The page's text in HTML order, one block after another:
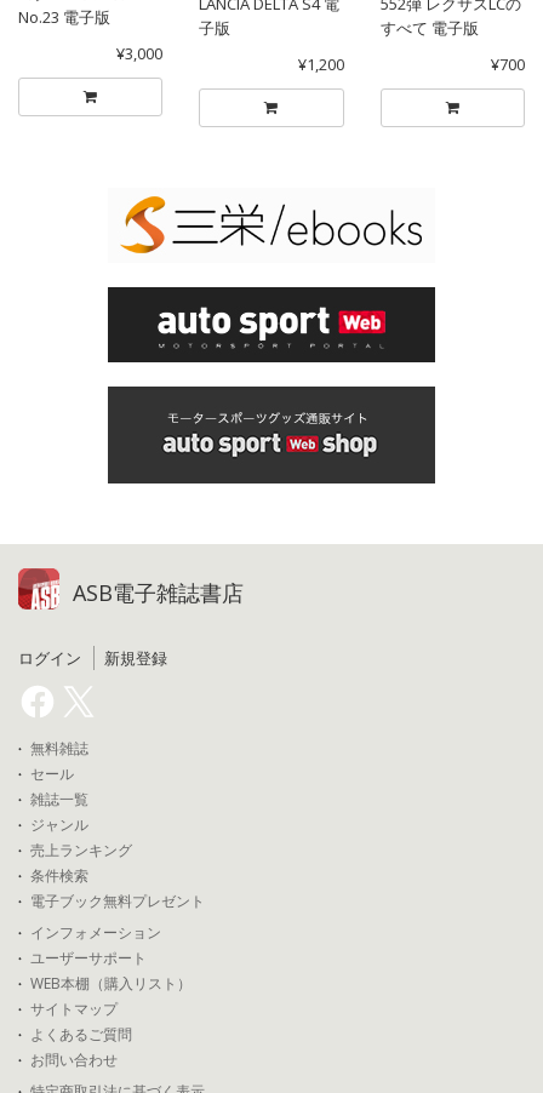
No.23 電子版
¥3,000
子版
¥1,200
すべて 電子版
¥700
ASB電子雑誌書店
ログイン 新規登録
無料雑誌
セール
雑誌一覧
ジャンル
売上ランキング
条件検索
電子ブック無料プレゼント
インフォメーション
ユーザーサポート
WEB本棚（購入リスト）
サイトマップ
よくあるご質問
お問い合わせ